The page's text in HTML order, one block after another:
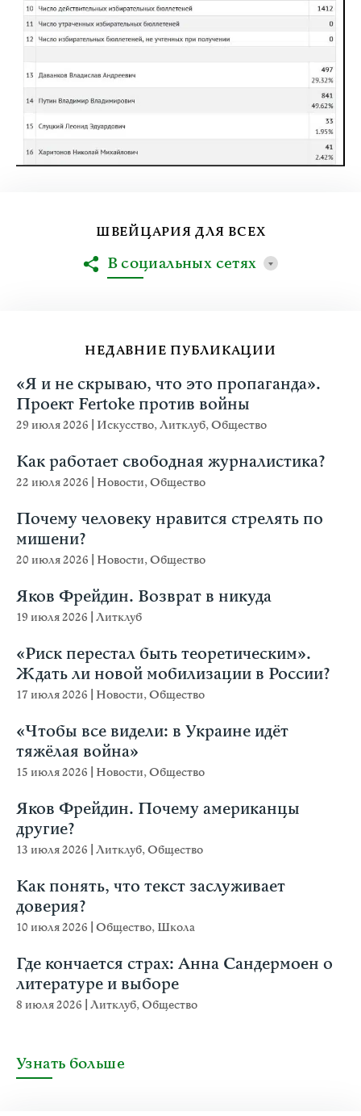
НЕДАВНИЕ ПУБЛИКАЦИИ
«Я и не скрываю, что это пропаганда».
Проект Fertoke против войны
29 июля 2026 Искусство,Литклуб,Общество
Как работает свободная журналистика?
22 июля 2026 Новости,Общество
Почему человеку нравится стрелять по
мишени?
20 июля 2026 Новости,Общество
Яков Фрейдин. Возврат в никуда
19 июля 2026 Литклуб
«Риск перестал быть теоретическим».
Ждать ли новой мобилизации в России?
17 июля 2026 Новости,Общество
«Чтобы все видели: в Украине идёт
тяжёлая война»
15 июля 2026 Новости,Общество
Яков Фрейдин. Почему американцы
другие?
13 июля 2026 Литклуб,Общество
Как понять, что текст заслуживает
доверия?
10 июля 2026 Общество, Школа
Где кончается страх: Анна Сандермоен о
литературе и выборе
8 июля 2026 Литклуб,Общество
Узнать больше
ШВЕЙЦАРИЯ ДЛЯ ВСЕХ
В социальных сетях